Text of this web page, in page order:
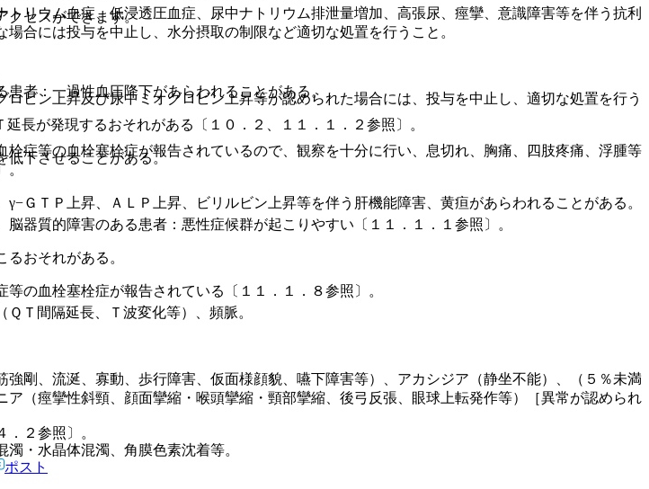
者：一過性血圧降下があらわれることがある。
長が発現するおそれがある〔１０．２、１１．１．２参照〕。
低下させることがある。
器質的障害のある患者：悪性症候群が起こりやすい〔１１．１．１参照〕。
おそれがある。
の血栓塞栓症が報告されている〔１１．１．８参照〕。
２参照〕。
ウム血症、低浸透圧血症、尿中ナトリウム排泄量増加、高張尿、痙攣、意識障害等を伴う抗利
合には投与を中止し、水分摂取の制限など適切な処置を行うこと。
ビン上昇及び尿中ミオグロビン上昇等が認められた場合には、投与を中止し、適切な処置を行う
症等の血栓塞栓症が報告されているので、観察を十分に行い、息切れ、胸痛、四肢疼痛、浮腫等
。
ＧＴＰ上昇、ＡＬＰ上昇、ビリルビン上昇等を伴う肝機能障害、黄疸があらわれることがある。
Ｔ間隔延長、Ｔ波変化等）、頻脈。
剛、流涎、寡動、歩行障害、仮面様顔貌、嚥下障害等）、アカシジア（静坐不能）、（５％未満
（痙攣性斜頸、顔面攣縮・喉頭攣縮・頸部攣縮、後弓反張、眼球上転発作等）［異常が認められ
・水晶体混濁、角膜色素沈着等。
クセスができます。
ポスト